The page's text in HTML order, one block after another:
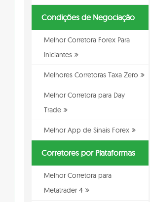
Condições de Negociação
Melhor Corretora Forex Para
Iniciantes
Melhores Corretoras Taxa Zero
Melhor Corretora para Day
Trade
Melhor App de Sinais Forex
Corretores por Plataformas
Melhor Corretora para
Metatrader 4